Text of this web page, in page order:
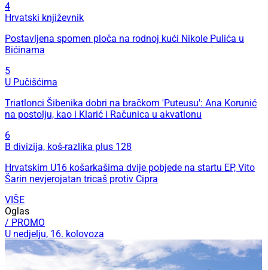
4
Hrvatski književnik
Postavljena spomen ploča na rodnoj kući Nikole Pulića u
Bićinama
5
U Pučišćima
Triatlonci Šibenika dobri na bračkom 'Puteusu': Ana Korunić
na postolju, kao i Klarić i Računica u akvatlonu
6
B divizija, koš-razlika plus 128
Hrvatskim U16 košarkašima dvije pobjede na startu EP, Vito
Šarin nevjerojatan tricaš protiv Cipra
VIŠE
Oglas
/ PROMO
U nedjelju, 16. kolovoza